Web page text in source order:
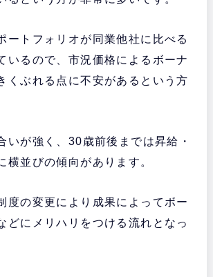
ートフォリオが同業他社に比べる
いるので、市況価格によるボーナ
くぶれる点に不安があるという方
いが強く、30歳前後までは昇給・
横並びの傾向があります。
度の変更により成果によってボー
どにメリハリをつける流れとなっ